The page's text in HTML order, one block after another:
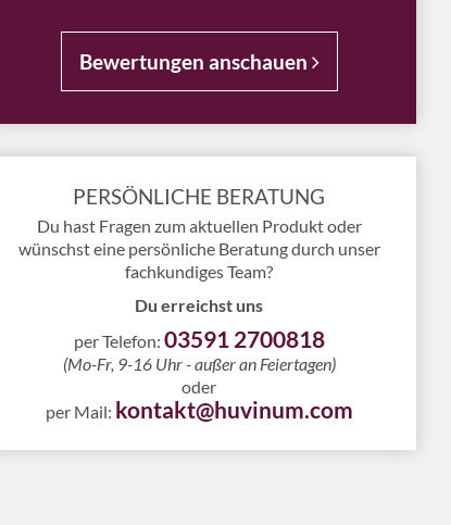
Bewertungen anschauen
PERSÖNLICHE BERATUNG
Du hast Fragen zum aktuellen Produkt oder
wünschst eine persönliche Beratung durch unser
fachkundiges Team?
Du erreichst uns
per Telefon: 03591 2700818
(Mo-Fr, 9-16 Uhr - außer an Feiertagen)
oder
per Mail: kontakt@huvinum.com